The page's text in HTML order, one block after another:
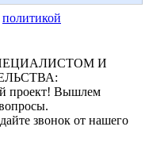
политикой
И
проект! Вышлем
звонок от нашего